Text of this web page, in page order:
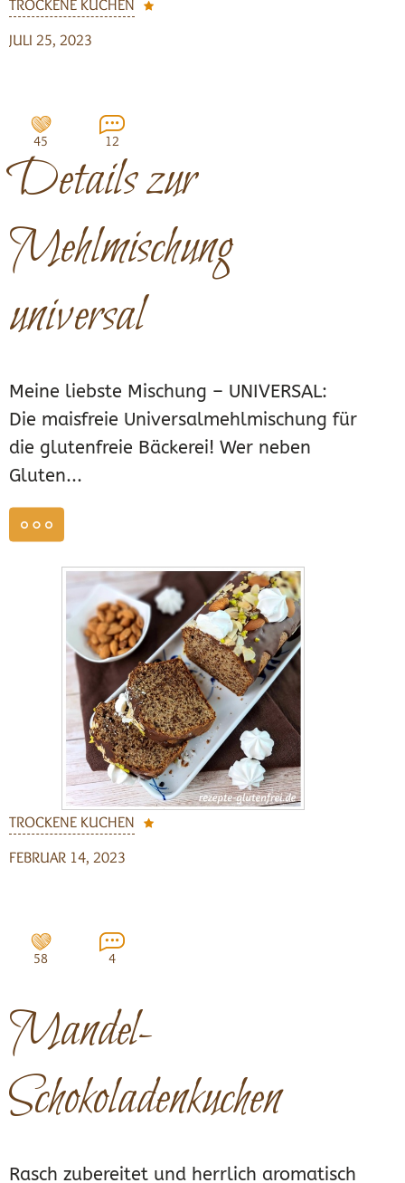
TROCKENE KUCHEN
JULI 25, 2023
45 12
Details zur
Mehlmischung
universal
Meine liebste Mischung – UNIVERSAL:
Die maisfreie Universalmehlmischung für
die glutenfreie Bäckerei! Wer neben
Gluten...
TROCKENE KUCHEN
FEBRUAR 14, 2023
58 4
Mandel-
Schokoladenkuchen
Rasch zubereitet und herrlich aromatisch